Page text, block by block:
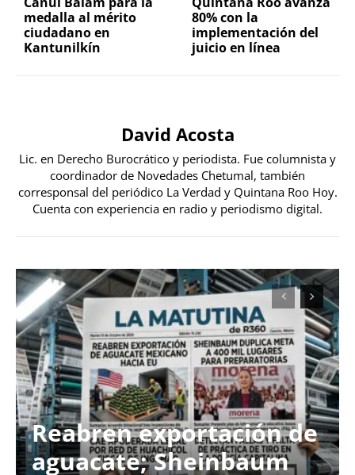
medalla al mérito
ciudadano en
Kantunilkín
80% con la
implementación del
juicio en línea
David Acosta
Lic. en Derecho Burocrático y periodista. Fue columnista y
coordinador de Novedades Chetumal, también
corresponsal del periódico La Verdad y Quintana Roo Hoy.
Cuenta con experiencia en radio y periodismo digital.
Reabren exportación de
aguacate; Sheinbaum